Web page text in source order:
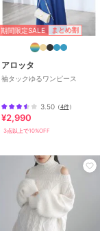
ベー
ク
エ
不
グ
期間限定SALE まとめ割
アロッタ
袖タックゆるワンピース
3.50（4件）
¥2,990
3点以上で10%OFF